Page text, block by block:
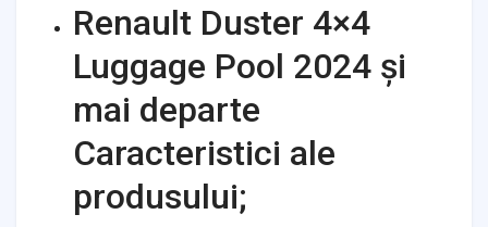
Renault Duster 4×4
Luggage Pool 2024 și
mai departe
Caracteristici ale
produsului;